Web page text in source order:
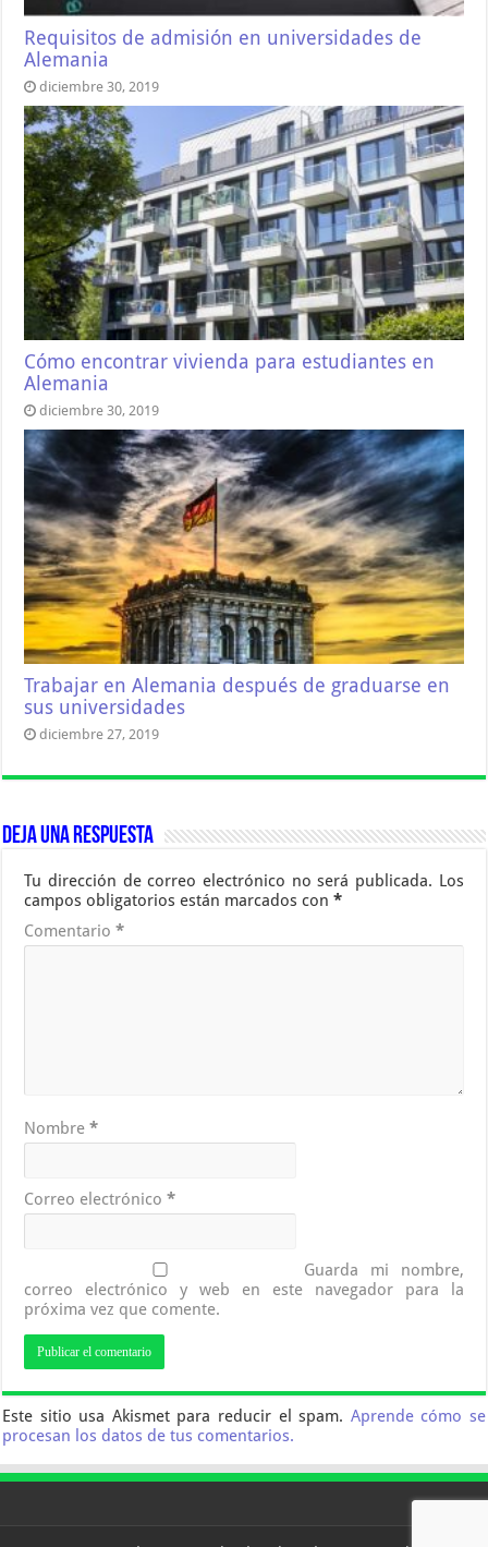
Requisitos de admisión en universidades de
Alemania
diciembre 30, 2019
Cómo encontrar vivienda para estudiantes en
Alemania
diciembre 30, 2019
Trabajar en Alemania después de graduarse en
sus universidades
diciembre 27, 2019
Deja una respuesta
Tu dirección de correo electrónico no será publicada. Los
campos obligatorios están marcados con*
Comentario*
Nombre*
Correo electrónico*
Guarda mi nombre,
correo electrónico y web en este navegador para la
próxima vez que comente.
Este sitio usa Akismet para reducir el spam. Aprende cómo se
procesan los datos de tus comentarios.